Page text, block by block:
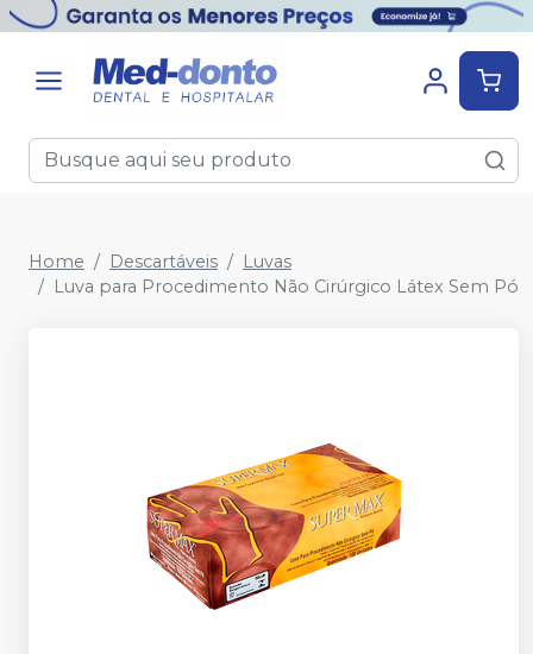
Home Descartáveis
Luvas
Luva para Procedimento Não Cirúrgico Látex Sem Pó